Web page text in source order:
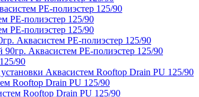
PE-полиэстер 125/90
PE-полиэстер 125/90
PE-полиэстер 125/90
Аквасистем PE-полиэстер 125/90
Аквасистем PE-полиэстер 125/90
90
Аквасистем Rooftop Drain PU 125/90
Rooftop Drain PU 125/90
Rooftop Drain PU 125/90